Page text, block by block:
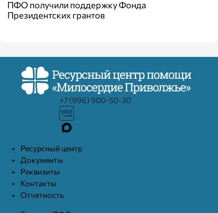
ПФО получили поддержку Фонда
Президентских грантов
+7 (996) 900-50-30
Ресурcный центр
Документы
Реквизиты
Контакты
Отчетность